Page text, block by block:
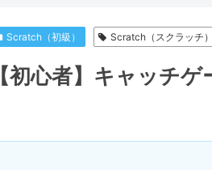
Scratch（初級） Scratch（スクラッチ）
【初心者】キャッチ